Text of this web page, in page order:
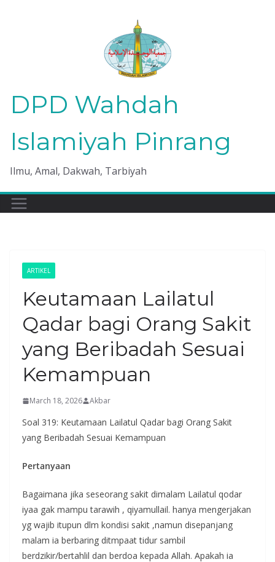
DPD Wahdah
Islamiyah Pinrang
Ilmu, Amal, Dakwah, Tarbiyah
ARTIKEL
Keutamaan Lailatul
Qadar bagi Orang Sakit
yang Beribadah Sesuai
Kemampuan
March 18, 2026 Akbar
Soal 319: Keutamaan Lailatul Qadar bagi Orang Sakit
yang Beribadah Sesuai Kemampuan
Pertanyaan
Bagaimana jika seseorang sakit dimalam Lailatul qodar
iyaa gak mampu tarawih , qiyamullail. hanya mengerjakan
yg wajib itupun dlm kondisi sakit ,namun disepanjang
malam ia berbaring ditmpaat tidur sambil
berdzikir/bertahlil dan berdoa kepada Allah. Apakah ia